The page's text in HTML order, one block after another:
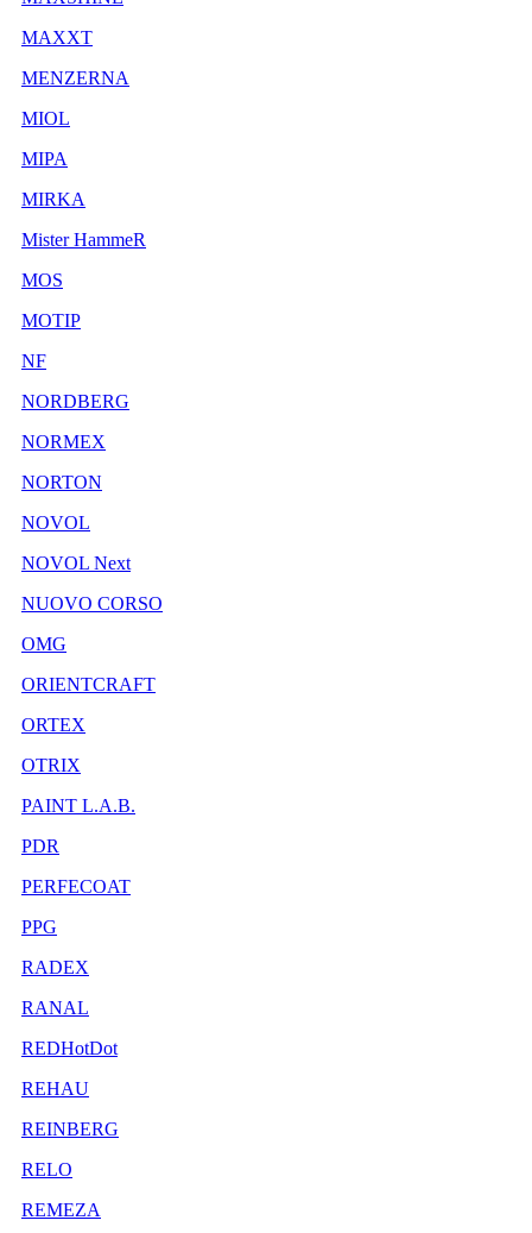
MAXXT
MENZERNA
MIOL
MIPA
MIRKA
Mister HammeR
MOS
MOTIP
NF
NORDBERG
NORMEX
NORTON
NOVOL
NOVOL Next
NUOVO CORSO
OMG
ORIENTCRAFT
ORTEX
OTRIX
PAINT L.A.B.
PDR
PERFECOAT
PPG
RADEX
RANAL
REDHotDot
REHAU
REINBERG
RELO
REMEZA